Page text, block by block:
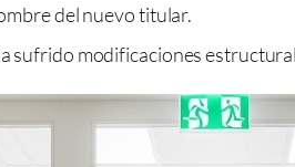
del nuevo titular.
modificaciones